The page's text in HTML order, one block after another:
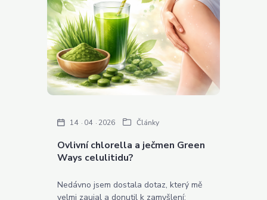
Ovlivní chlorella a ječmen Green
Ways celulitidu?
14 04 2026 Články
Nedávno jsem dostala dotaz, který mě
velmi zaujal a donutil k zamyšlení: